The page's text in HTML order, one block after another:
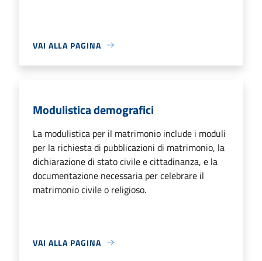
VAI ALLA PAGINA
Modulistica demografici
La modulistica per il matrimonio include i moduli
per la richiesta di pubblicazioni di matrimonio, la
dichiarazione di stato civile e cittadinanza, e la
documentazione necessaria per celebrare il
matrimonio civile o religioso.
VAI ALLA PAGINA